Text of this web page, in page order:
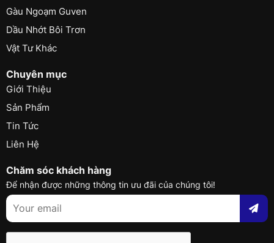
Gàu Ngoạm Guven
Dầu Nhớt Bôi Trơn
Vật Tư Khác
Chuyên mục
Giới Thiệu
Sản Phẩm
Tin Tức
Liên Hệ
Chăm sóc khách hàng
Để nhận được những thông tin ưu đãi của chúng tôi!